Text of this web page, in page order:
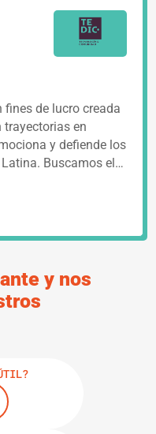
y nos
fines de lucro creada
trayectorias en
y defiende los
Buscamos el…